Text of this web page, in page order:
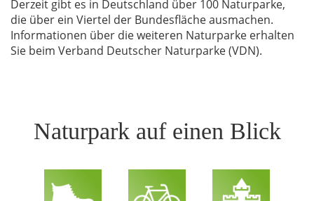
Derzeit gibt es in Deutschland über 100 Naturparke,
die über ein Viertel der Bundesfläche ausmachen.
Informationen über die weiteren Naturparke erhalten
Sie beim Verband Deutscher Naturparke (VDN).
Naturpark auf einen Blick